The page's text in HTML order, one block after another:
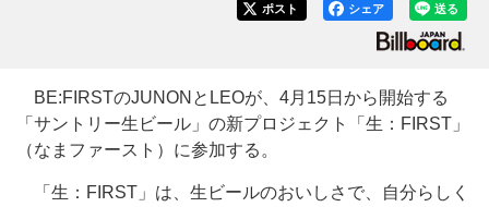
送る
シェア
ポスト
BE:FIRSTのJUNONとLEOが、4月15日から開始する
「サントリー生ビール」の新プロジェクト「生：FIRST」
（なまファースト）に参加する。
「生：FIRST」は、生ビールのおいしさで、自分らしく